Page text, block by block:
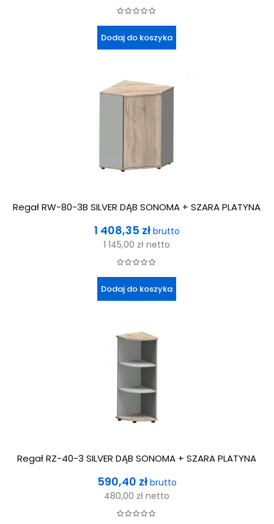
Dodaj do koszyka
Regał RW-80-3B SILVER DĄB SONOMA + SZARA PLATYNA
Cena
1 408,35 zł brutto
1 145,00 zł netto
Dodaj do koszyka
Regał RZ-40-3 SILVER DĄB SONOMA + SZARA PLATYNA
Cena
590,40 zł brutto
480,00 zł netto